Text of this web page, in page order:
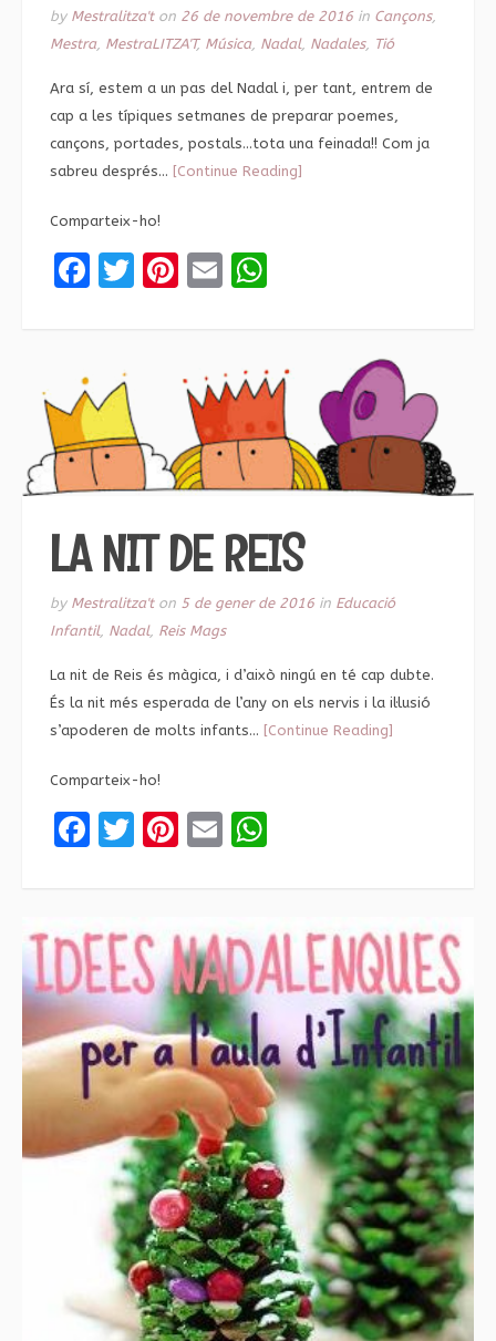
by Mestralitza'ton 26 de novembre de 2016 in Cançons,
Mestra, MestraLITZA'T, Música, Nadal, Nadales, Tió
Ara sí, estem a un pas del Nadal i, per tant, entrem de
cap a les típiques setmanes de preparar poemes,
cançons, portades, postals…tota una feinada!! Com ja
sabreu després… [Continue Reading]
Comparteix-ho!
Facebook
Twitter
Pinterest
Email
LA NIT DE REIS
by Mestralitza'ton 5 de gener de 2016 in Educació
Infantil, Nadal, Reis Mags
La nit de Reis és màgica, i d’això ningú en té cap dubte.
És la nit més esperada de l’any on els nervis i la il·lusió
s’apoderen de molts infants… [Continue Reading]
Comparteix-ho!
Facebook
Twitter
Pinterest
Email